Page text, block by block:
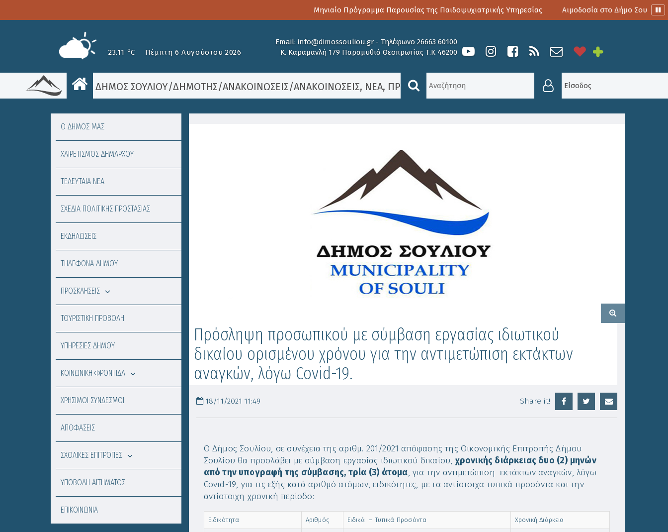
Μηνιαίο Πρόγραμμα Παρουσίας της Παιδοψυχιατρικής Υπηρεσίας Αιμοδοσία στο Δήμο Σουλίου
23.11 oC Πέμπτη 6 Αυγούστου 2026
Email: info@dimossouliou.gr - Τηλέφωνο 26663 60100
Κ. Καραμανλή 179 Παραμυθιά Θεσπρωτίας Τ.Κ 46200
ΔΗΜΟΣ ΣΟΥΛΙΟΥ/ΔΗΜΟΤΗΣ/ΑΝΑΚΟΙΝΏΣΕΙΣ/ΑΝΑΚΟΙΝΏΣΕΙΣ, ΝΈΑ, ΠΡΟΚΗΡΎΞΕΙΣ - ΠΡΟΣΛΉΨΕΙΣ ΠΡΌΣΛΗΨΗ ΠΡΟΣΩΠΙΚΟΎ ΜΕ
Είσοδος
Πρόσληψη προσωπικού με σύμβαση εργασίας ιδιωτικού
δικαίου ορισμένου χρόνου για την αντιμετώπιση εκτάκτων
αναγκών, λόγω Covid-19.
18/11/2021 11:49 Share it!
Ο Δήμος Σουλίου, σε συνέχεια της αριθμ. 201/2021 απόφασης της Οικονομικής Επιτροπής Δήμου
Σουλίου θα προσλάβει με σύμβαση εργασίας ιδιωτικού δικαίου, χρονικής διάρκειας δυο (2) μηνών
από την υπογραφή της σύμβασης, τρία (3) άτομα, για την αντιμετώπιση εκτάκτων αναγκών, λόγω
Covid-19, για τις εξής κατά αριθμό ατόμων, ειδικότητες, με τα αντίστοιχα τυπικά προσόντα και την
αντίστοιχη χρονική περίοδο:
Ειδικότητα Αριθμός Ειδικά – Τυπικά Προσόντα Χρονική Διάρκεια
Ο ΔΗΜΟΣ ΜΑΣ
ΧΑΙΡΕΤΙΣΜΟΣ ΔΗΜΑΡΧΟΥ
ΤΕΛΕΥΤΑΙΑ ΝΕΑ
ΣΧΕΔΙΑ ΠΟΛΙΤΙΚΗΣ ΠΡΟΣΤΑΣΙΑΣ
ΕΚΔΗΛΩΣΕΙΣ
ΤΗΛΕΦΩΝΑ ΔΗΜΟΥ
ΠΡΟΣΚΛΗΣΕΙΣ
ΤΟΥΡΙΣΤΙΚΗ ΠΡΟΒΟΛΗ
ΥΠΗΡΕΣΙΕΣ ΔΗΜΟΥ
ΚΟΙΝΩΝΙΚΗ ΦΡΟΝΤΙΔΑ
ΧΡΗΣΙΜΟΙ ΣΥΝΔΕΣΜΟΙ
ΑΠΟΦΑΣΕΙΣ
ΣΧΟΛΙΚΕΣ ΕΠΙΤΡΟΠΕΣ
ΥΠΟΒΟΛΗ ΑΙΤΗΜΑΤΟΣ
ΕΠΙΚΟΙΝΩΝΙΑ